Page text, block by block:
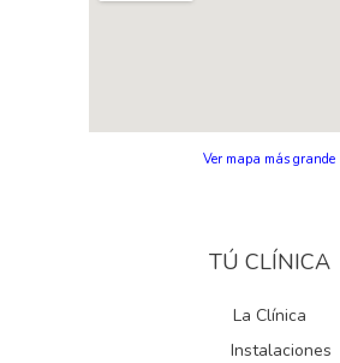
Ver mapa más grande
TÚ CLÍNICA
La Clínica
Instalaciones